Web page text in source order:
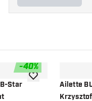
-40%
Star
ajouter à la liste
Ailette